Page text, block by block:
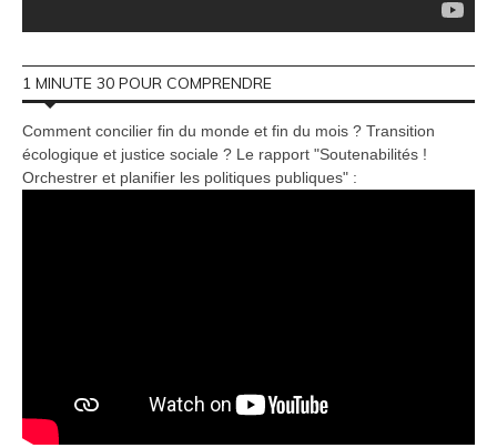
1 MINUTE 30 POUR COMPRENDRE
Comment concilier fin du monde et fin du mois ? Transition
écologique et justice sociale ? Le rapport "Soutenabilités !
Orchestrer et planifier les politiques publiques" :